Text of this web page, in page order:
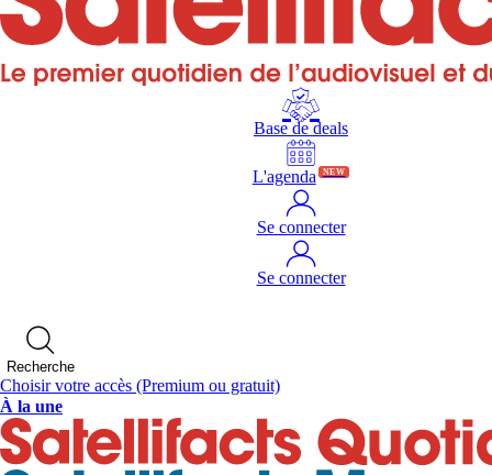
Base de deals
L'agenda NEW
Se connecter
Se connecter
Recherche
Choisir votre accès (Premium ou gratuit)
À la une